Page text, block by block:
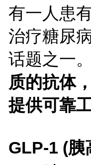
有一人患
治疗糖尿
话题之一。
质的抗体
提供可靠工
GLP-1 (胰